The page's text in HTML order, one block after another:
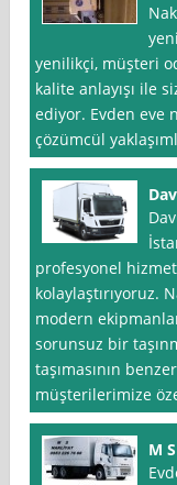
yenilikçi, müşteri
kalite anlayışı ile
ediyor. Evden eve
çözümcül
profesyonel
kolaylaştırıyoruz.
modern
sorunsuz bir
taşımasının
müşterilerimize
M